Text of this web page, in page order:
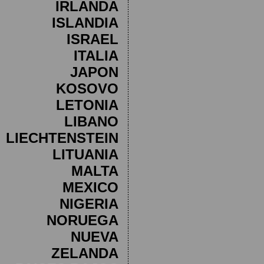
IRLANDA
ISLANDIA
ISRAEL
ITALIA
JAPON
KOSOVO
LETONIA
LIBANO
LIECHTENSTEIN
LITUANIA
MALTA
MEXICO
NIGERIA
NORUEGA
NUEVA
ZELANDA